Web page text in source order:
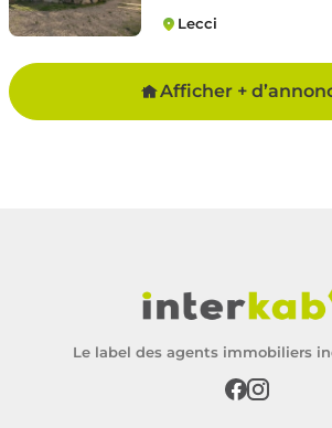
Lecci
Afficher +
Le label des agents immobiliers